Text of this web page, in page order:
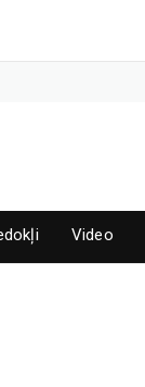
Video